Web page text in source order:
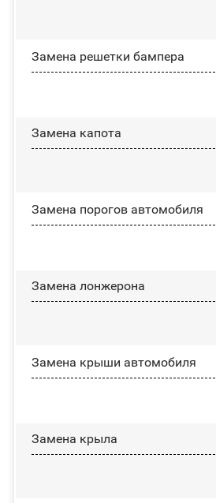
Замена решетки бампера
Замена капота
Замена порогов автомобиля
Замена лонжерона
Замена крыши автомобиля
Замена крыла